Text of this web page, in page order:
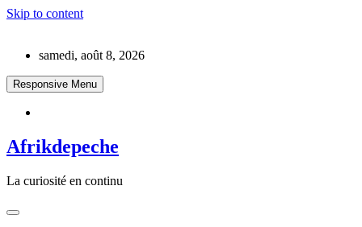
Skip to content
samedi, août 8, 2026
Responsive Menu
Afrikdepeche
La curiosité en continu